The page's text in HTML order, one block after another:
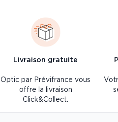
Livraison gratuite
Optic par Prévifrance vous
offre la livraison
Click&Collect.